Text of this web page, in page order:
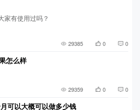
家有使用过吗？
29385 0 0
怎么样
29359 0 0
可以大概可以做多少钱